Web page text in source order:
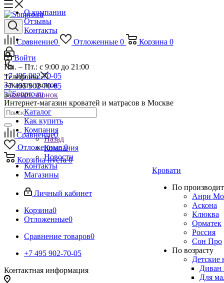
О компании
Отзывы
Контакты
...
Войти
Пн. – Пт.: с 9:00 до 21:00
+7 495 902-70-05
Заказать звонок
Интернет-магазин кроватей и матрасов в Москве
Сравнение0
Отложенные 0
Корзина пуста 0
Кровати
По
Анри
Аскона
Клюква
Орматек
Россия
Сон Про
По возрасту
Детские
Диван
Для
Сравнение0 Отложенные 0 Корзина 0
Телефоны
+7 495 902-70-05
Заказать звонок
Каталог
Как купить
Компания
Назад
Компания
Новости
Контакты
Магазины
Личный кабинет
Корзина0
Отложенные0
Сравнение товаров0
+7 495 902-70-05
Контактная информация